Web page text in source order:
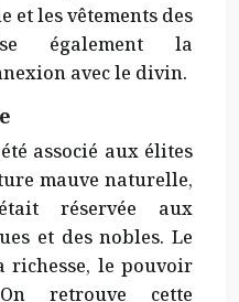
et les vêtements des
également la
avec le divin.
associé aux élites
mauve naturelle,
réservée aux
et des nobles. Le
richesse, le pouvoir
retrouve cette